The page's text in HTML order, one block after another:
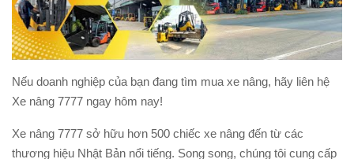
Nếu doanh nghiệp của bạn đang tìm mua xe nâng, hãy liên hệ
Xe nâng 7777 ngay hôm nay!
Xe nâng 7777 sở hữu hơn 500 chiếc xe nâng đến từ các
thương hiệu Nhật Bản nổi tiếng. Song song, chúng tôi cung cấp